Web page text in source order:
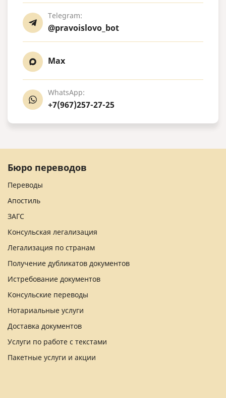
Telegram:
@pravoislovo_bot
Max
WhatsApp:
+7(967)257-27-25
Бюро переводов
Переводы
Апостиль
ЗАГС
Консульская легализация
Легализация по странам
Получение дубликатов документов
Истребование документов
Консульские переводы
Нотариальные услуги
Доставка документов
Услуги по работе с текстами
Пакетные услуги и акции